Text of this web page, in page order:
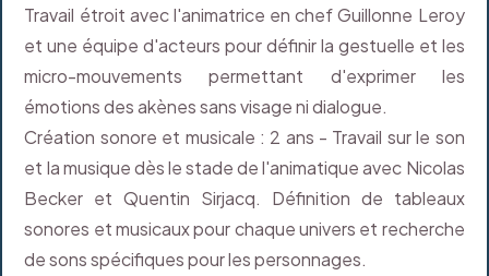
Travail étroit avec l'animatrice en chef Guillonne Leroy
et une équipe d'acteurs pour définir la gestuelle et les
micro-mouvements permettant d'exprimer les
émotions des akènes sans visage ni dialogue.
Création sonore et musicale : 2 ans - Travail sur le son
et la musique dès le stade de l'animatique avec Nicolas
Becker et Quentin Sirjacq. Définition de tableaux
sonores et musicaux pour chaque univers et recherche
de sons spécifiques pour les personnages.